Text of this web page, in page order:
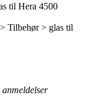
til Hera 4500
Tilbehør > glas til
anmeldelser